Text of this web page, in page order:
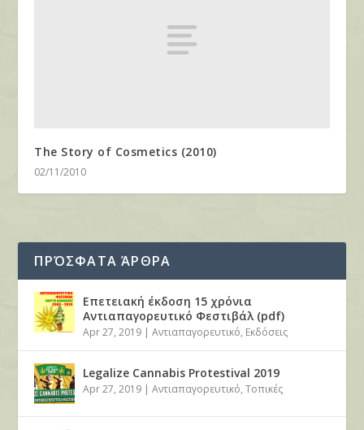
The Story of Cosmetics (2010)
02/11/2010
ΠΡΌΣΦΑΤΑ ΆΡΘΡΑ
Επετειακή έκδοση 15 χρόνια
Αντιαπαγορευτικό Φεστιβάλ (pdf)
Apr 27, 2019 |Αντιαπαγορευτικό, Εκδόσεις
Legalize Cannabis Protestival 2019
Apr 27, 2019 |Αντιαπαγορευτικό,Τοπικές